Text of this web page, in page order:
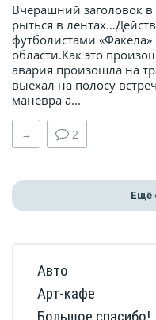
Вчерашний заголовок в
рыться в
футболистами
области.Как это
авария произошла на
выехал на полосу
манёвра а...
→ 2
Ещё
Авто
Арт-кафе
Большое спасибо!